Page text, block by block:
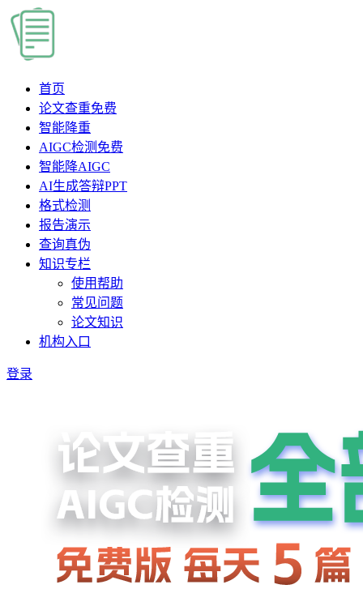
首页
论文查重免费
智能降重
AIGC检测 免费
智能降AIGC
AI生成答辩PPT
格式检测
报告演示
查询真伪
知识专栏
使用帮助
常见问题
论文知识
机构入口
登录